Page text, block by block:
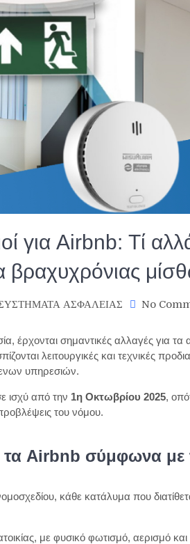
για Airbnb: Τί
βραχυχρόνιας
ΑΣΦΑΛΕΙΑΣ No
έρχονται σημαντικές αλλαγές για
λειτουργικές και τεχνικές
υπηρεσιών.
ισχύ από την 1η Οκτωβρίου 2025,
του νόμου.
τα Airbnb σύμφωνα
κάθε κατάλυμα που
με φυσικό φωτισμό, αερισμό